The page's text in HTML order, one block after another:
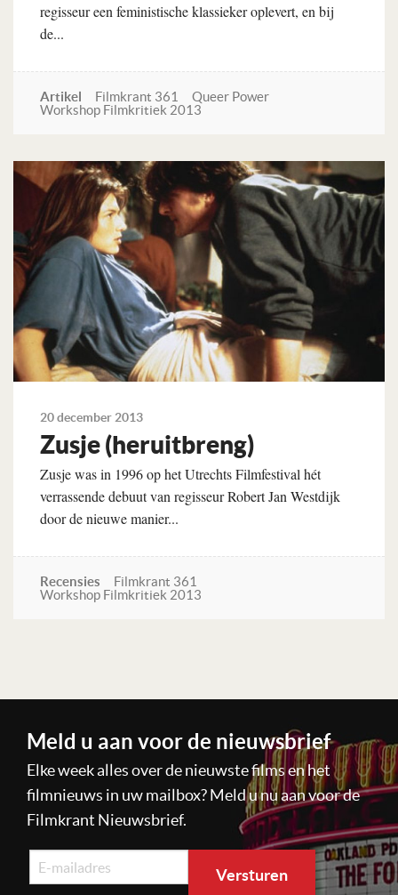
regisseur een feministische klassieker oplevert, en bij
de...
Artikel Filmkrant 361
Queer Power
Workshop Filmkritiek 2013
Lees verder
20 december 2013
Zusje (heruitbreng)
Zusje was in 1996 op het Utrechts Filmfestival hét
verrassende debuut van regisseur Robert Jan Westdijk
door de nieuwe manier...
Recensies
Filmkrant 361
Workshop Filmkritiek 2013
Meld u aan voor de nieuwsbrief
Elke week alles over de nieuwste films en het
filmnieuws in uw mailbox? Meld u nu aan voor de
Filmkrant Nieuwsbrief.